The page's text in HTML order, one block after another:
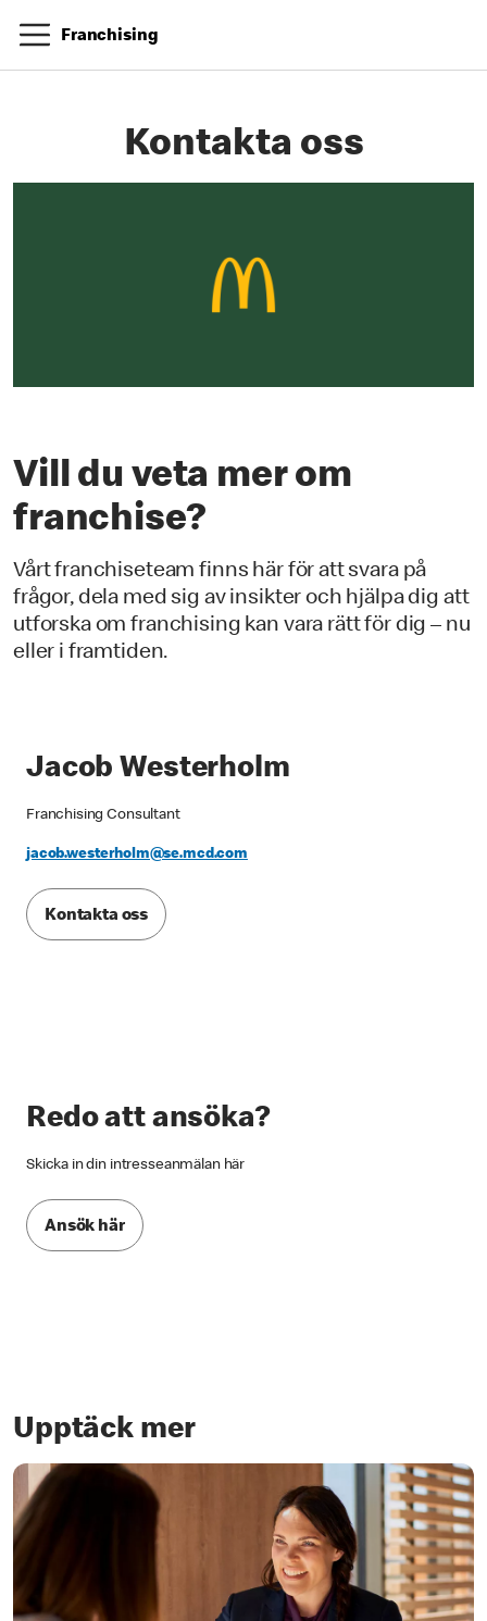
Franchising
Kontakta oss
Vill du veta mer om
franchise?
Vårt franchiseteam finns här för att svara på
frågor, dela med sig av insikter och hjälpa dig att
utforska om franchising kan vara rätt för dig – nu
eller i framtiden.
Jacob Westerholm
Franchising Consultant
jacob.westerholm@se.mcd.com
Kontakta oss
Redo att ansöka?
Skicka in din intresseanmälan här
Ansök här
Upptäck mer